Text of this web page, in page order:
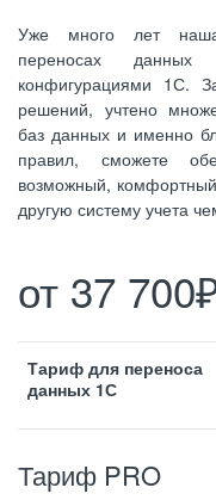
Уже много лет наша
переносах
конфигурациями 1С.
решений, учтено
баз данных и именно
правил, сможете
возможный,
другую систему учета
от 37 700
Тариф для переноса
данных 1С
Тариф PRO